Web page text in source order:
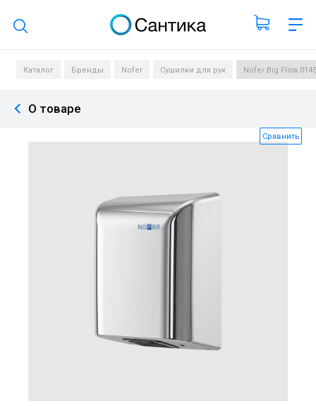
Поиск по каталогу
Каталог Бренды Nofer Сушилки для рук Nofer Big Flow
О товаре
Сравнить